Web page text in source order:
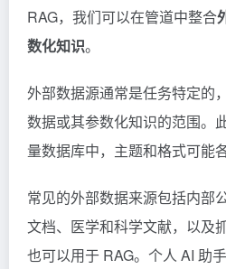
RAG，我们可以在管道中整合
数化知识。
外部数据源通常是任务特定的
数据或其参数化知识的范围。
量数据库中，主题和格式可能
常见的外部数据来源包括内部
文档、医学和科学文献，以及
也可以用于 RAG。个人 AI 助